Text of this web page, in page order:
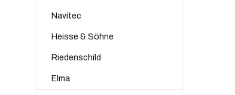
Navitec
Heisse & Söhne
Riedenschild
Elma